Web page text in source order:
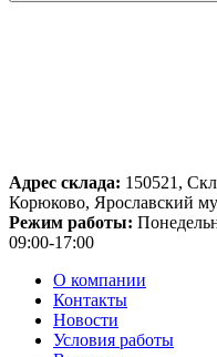
Адрес склада: 150521,
Корюково, Ярославский
Режим работы:
09:00-17:00
О компании
Контакты
Новости
Условия работы